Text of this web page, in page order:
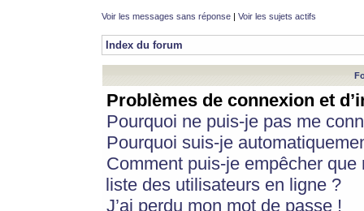
Voir les messages sans réponse | Voir les sujets actifs
Index du forum
Problèmes de connexion et
Pourquoi ne puis-je pas me
Pourquoi suis-je
Comment puis-je empêcher
liste des utilisateurs en ligne ?
J’ai perdu mon mot de passe !